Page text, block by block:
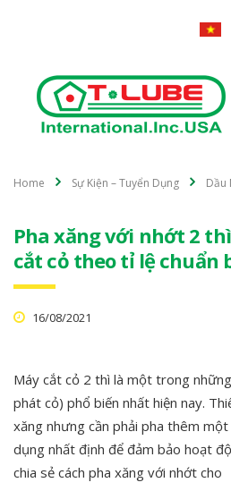
Home Sự Kiện – Tuyển Dụng Dầu
Pha xăng với nhớt 2
cắt cỏ theo tỉ lệ chuẩn
16/08/2021
Máy cắt cỏ 2 thì là một trong
phát cỏ) phổ biến nhất hiện nay.
xăng nhưng cần phải pha thêm
dụng nhất định để đảm bảo hoạt
chia sẻ cách pha xăng với nhớt cho